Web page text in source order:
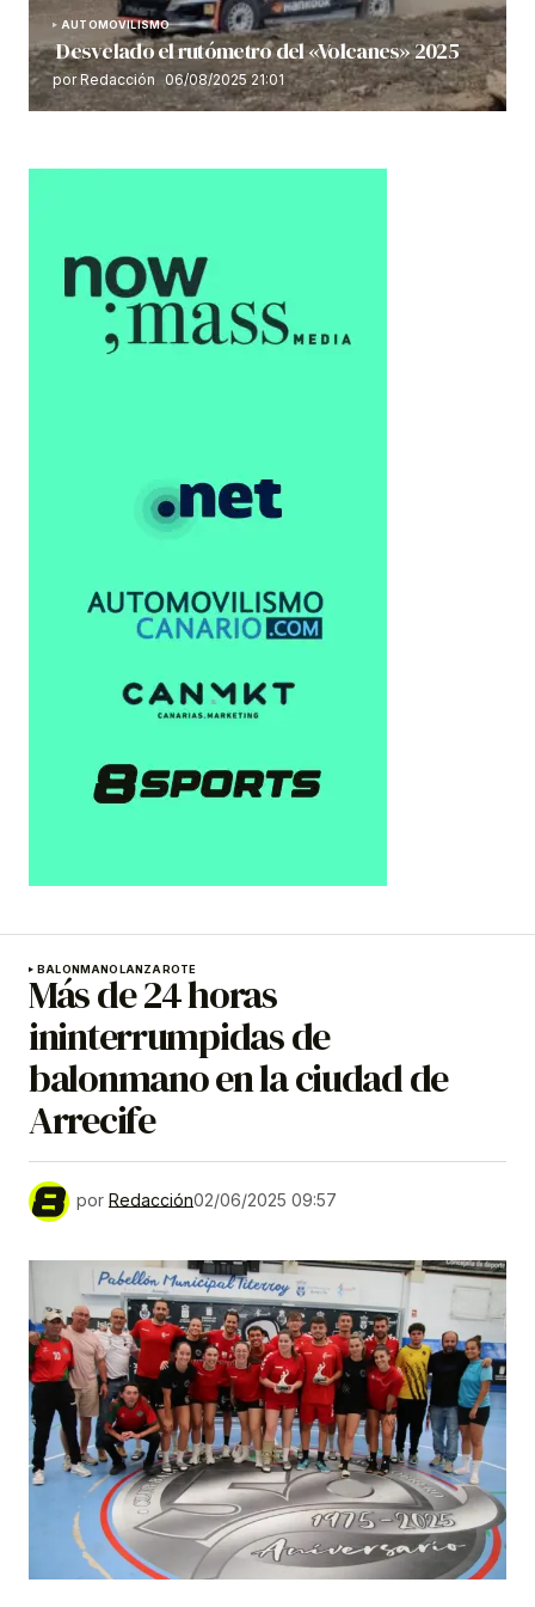
AUTOMOVILISMO
Desvelado el rutómetro del «Volcanes» 2025
por Redacción 06/08/2025 21:01
BALONMANOLANZAROTE
Más de 24 horas
ininterrumpidas de
balonmano en la ciudad de
Arrecife
por Redacción02/06/2025 09:57